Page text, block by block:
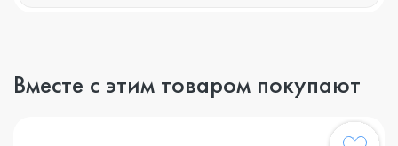
Вместе с этим товаром покупают